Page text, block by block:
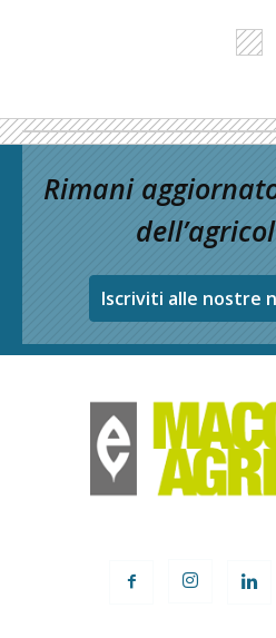
Rimani
Iscriviti alle nostre